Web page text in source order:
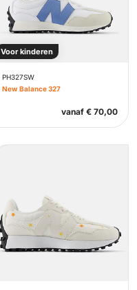
Voor kinderen
PH327SW
New Balance 327
vanaf € 70,00